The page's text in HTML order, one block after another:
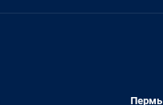
Пермь